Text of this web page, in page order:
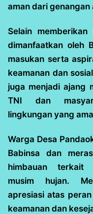
aman dari genangan
Selain
dimanfaatkan oleh
masukan serta
keamanan dan
juga menjadi ajang
TNI dan
lingkungan yang
Warga Desa
Babinsa dan
himbauan terkait
musim hujan.
apresiasi atas
keamanan dan